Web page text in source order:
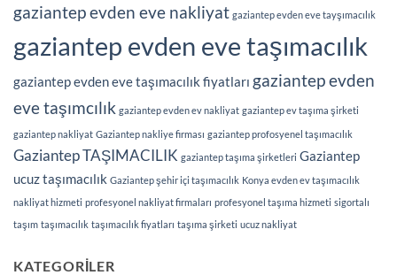
gaziantep evden eve nakliyat gaziantep evden eve tayşımacılık
gaziantep evden eve taşımacılık
gaziantep evden eve taşımacılık fiyatları gaziantep evden
eve taşımcılık gaziantep evden ev nakliyat gaziantep ev taşıma şirketi
gaziantep nakliyat Gaziantep nakliye firması gaziantep profosyenel taşımacılık
Gaziantep TAŞIMACILIK gaziantep taşıma şirketleri Gaziantep
ucuz taşımacılık Gaziantep şehir içi taşımacılık Konya evden ev taşımacılık
nakliyat hizmeti profesyonel nakliyat firmaları profesyonel taşıma hizmeti sigortalı
taşım taşımacılık taşımacılık fiyatları taşıma şirketi ucuz nakliyat
KATEGORILER